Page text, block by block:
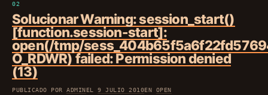
Solucionar Warning: session_start()
[function.session-start]:
open(/tmp/
O_RDWR) failed: Permission denied
(13)
PUBLICADO PORADMIN EL9 JULIO 2010EN OPEN